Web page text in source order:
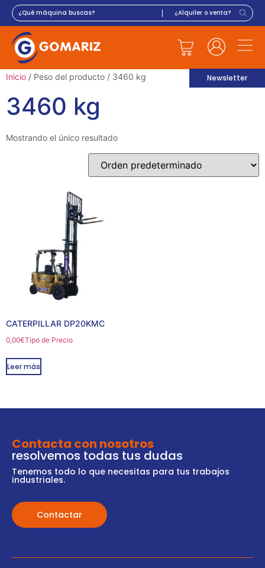
Newsletter
Inicio / Peso del producto / 3460 kg
3460 kg
Mostrando el único resultado
CATERPILLAR DP20KMC
0,00€Tipo de Precio
Leer más
Contacta con nosotros
resolvemos todas tus dudas
Tenemos todo lo que necesitas para tus trabajos
industriales.
Contactar